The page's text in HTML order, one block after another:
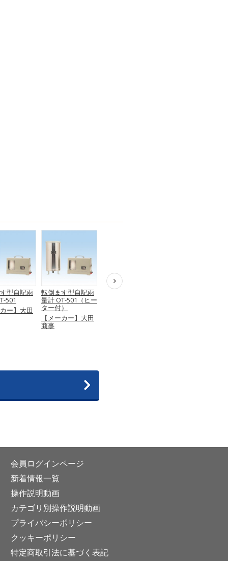
型自記雨
501
カー】大田
転倒ます型自記雨
量計 OT-501（ヒー
ター付）
【メーカー】大田
商事
雨量計データロガ
会員ログインページ
新着情報一覧
操作説明動画
カテゴリ別操作説明動画
プライバシーポリシー
クッキーポリシー
特定商取引法に基づく表記